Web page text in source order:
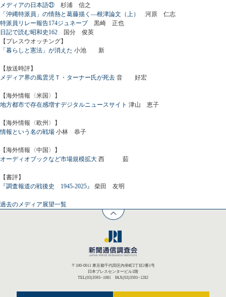
メディアの日本語㉑ 杉浦 信之
「沖縄特派員」の情熱と葛藤描く―根津論文（上）
河原 仁志
特派員リレー報告174ジュネーブ 黒崎 正也
日記で読む昭和史162 国分 俊英
【プレスウオッチング】
「暮らしと憲法」が消えた 小池 新
【放送時評】
メディア界の風雲児Ｔ・ターナー氏が死去 音 好宏
【海外情報〈米国〉】
地方都市で存在感増すデジタルニュースサイト 津山 恵子
【海外情報〈欧州〉】
情報という名の戦場 小林 恭子
【海外情報〈中国〉】
オーディオブックなど市場規模拡大 西 茹
【書評】
『調査報道の戦後史 1945-2025』
柴田 友明
過去のメディア展望一覧
〒100-0011 東京都千代田区内幸町2丁目2番1号
日本プレスセンタービル1階
TEL(03)3593−1081 FAX(03)3593−1282